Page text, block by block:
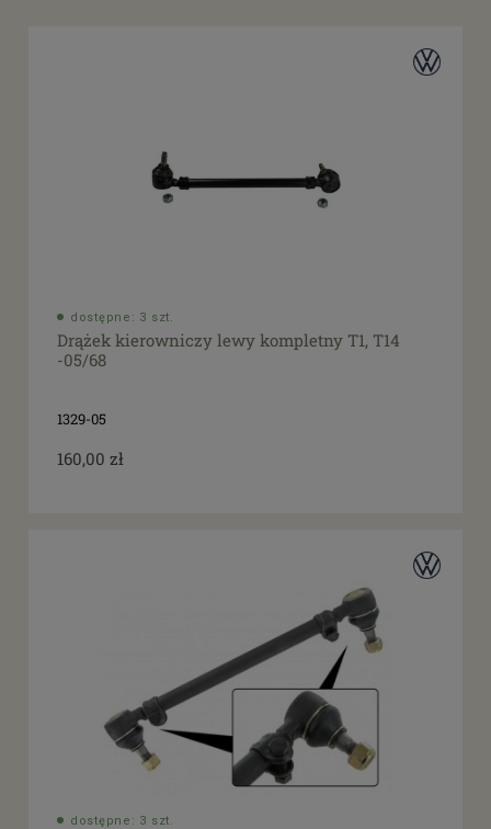
(10)
dostępne: 1 szt.
dostępne: 2 szt.(4)
Cena dostępne: 3 szt.
Drążek kierowniczy lewy kompletny T1, T14
-05/68
1329-05
160,00 zł
dostępne: 3 szt.